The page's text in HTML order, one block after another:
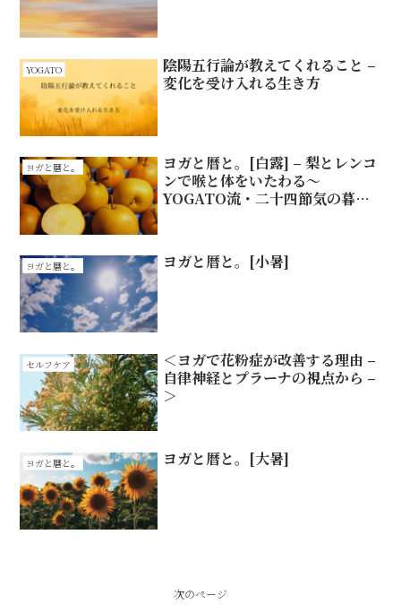
YOGATO
陰陽五行論が教えてくれること –
変化を受け入れる生き方
ヨガと暦と。
ヨガと暦と。[白露] – 梨とレンコ
ンで喉と体をいたわる〜
YOGATO流・二十四節気の暮ら
ヨガと暦と。 ヨガと暦と。[小暑]
セルフケア
＜ヨガで花粉症が改善する理由 –
自律神経とプラーナの視点から –
＞
ヨガと暦と。 ヨガと暦と。[大暑]
次のページ